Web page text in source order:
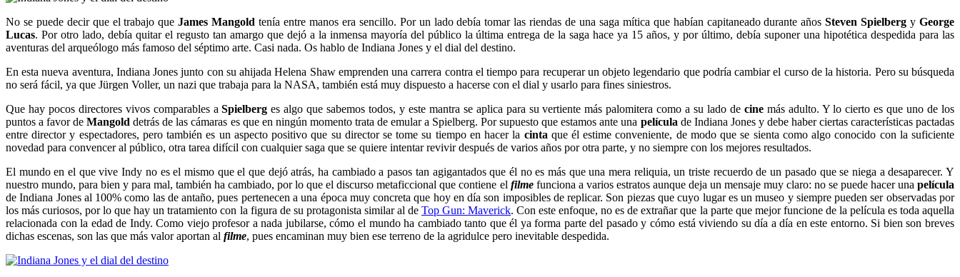
No se puede decir que el trabajo queJames Mangold tenía entre manos era sencillo. Por un lado debía tomar las riendas de una saga mítica que habían capitaneado durante añosSteven Spielberg yGeorge
Lucas. Por otro lado, debía quitar el regusto tan amargo que dejó a la inmensa mayoría del público la última entrega de la saga hace ya 15 años, y por último, debía suponer una hipotética despedida para las
aventuras del arqueólogo más famoso del séptimo arte. Casi nada. Os hablo de Indiana Jones y el dial del destino.
En esta nueva aventura, Indiana Jones junto con su ahijada Helena Shaw emprenden una carrera contra el tiempo para recuperar un objeto legendario que podría cambiar el curso de la historia. Pero su búsqueda
no será fácil, ya que Jürgen Voller, un nazi que trabaja para la NASA, también está muy dispuesto a hacerse con el dial y usarlo para fines siniestros.
Que hay pocos directores vivos comparables aSpielberg es algo que sabemos todos, y este mantra se aplica para su vertiente más palomitera como a su lado de cinemás adulto. Y lo cierto es que uno de los
puntos a favor deMangold detrás de las cámaras es que en ningún momento trata de emular a Spielberg. Por supuesto que estamos ante una película de Indiana Jones y debe haber ciertas características pactadas
entre director y espectadores, pero también es un aspecto positivo que su director se tome su tiempo en hacer la cinta que él estime conveniente, de modo que se sienta como algo conocido con la suficiente
novedad para convencer al público, otra tarea difícil con cualquier saga que se quiere intentar revivir después de varios años por otra parte, y no siempre con los mejores resultados.
El mundo en el que vive Indy no es el mismo que el que dejó atrás, ha cambiado a pasos tan agigantados que él no es más que una mera reliquia, un triste recuerdo de un pasado que se niega a desaparecer. Y
nuestro mundo, para bien y para mal, también ha cambiado, por lo que el discurso metaficcional que contiene el filmefunciona a varios estratos aunque deja un mensaje muy claro: no se puede hacer unapelícula
de Indiana Jones al 100% como las de antaño, pues pertenecen a una época muy concreta que hoy en día son imposibles de replicar. Son piezas que cuyo lugar es un museo y siempre pueden ser observadas por
los más curiosos, por lo que hay un tratamiento con la figura de su protagonista similar al de Top Gun: Maverick. Con este enfoque, no es de extrañar que la parte que mejor funcione de la película es toda aquella
relacionada con la edad de Indy. Como viejo profesor a nada jubilarse, cómo el mundo ha cambiado tanto que él ya forma parte del pasado y cómo está viviendo su día a día en este entorno. Si bien son breves
dichas escenas, son las que más valor aportan al filme, pues encaminan muy bien ese terreno de la agridulce pero inevitable despedida.